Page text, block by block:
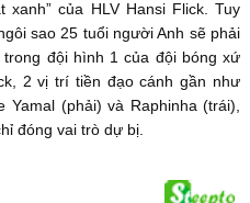
của HLV Hansi Flick. Tuy
sao 25 tuổi người Anh sẽ phải
đội hình 1 của đội bóng xứ
2 vị trí tiền đạo cánh gần như
(phải) và Raphinha (trái),
đóng vai trò dự bị.